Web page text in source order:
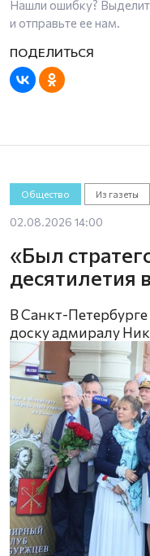
Нашли ошибку?
и отправьте ее нам.
Общество Из газеты
02.08.2026 14:00
«Был
десятилетия
В Санкт-
доску адмиралу